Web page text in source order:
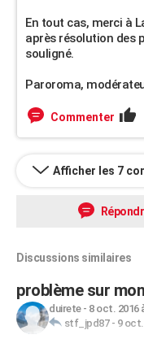
En tout cas, merci à
après résolution des
souligné.
Paroroma,
Commenter
Afficher les 7
Discussions similaires
problème sur
duirete- 8 oct. 2016
stf_jpd87- 9 oct.